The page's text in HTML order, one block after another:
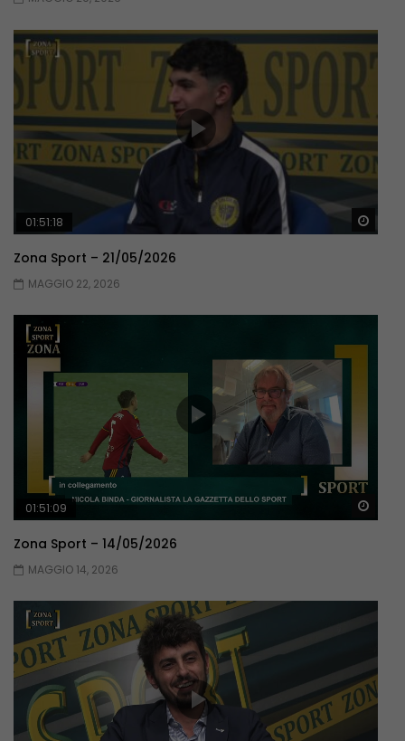
01:51:18
Zona Sport – 21/05/2026
MAGGIO 22, 2026
01:51:09
Zona Sport – 14/05/2026
MAGGIO 14, 2026